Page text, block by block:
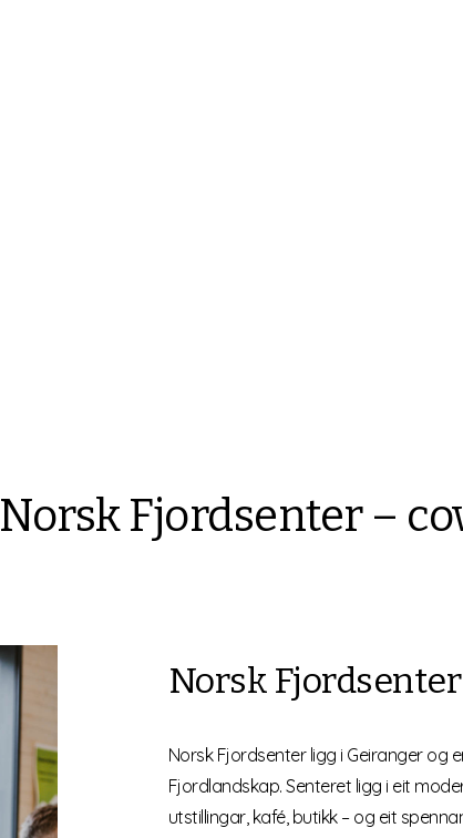
Norsk Fjordsenter –
Norsk
Norsk Fjordsenter ligg i Geiranger og
Fjordlandskap. Senteret ligg i eit
utstillingar, kafé, butikk – og eit